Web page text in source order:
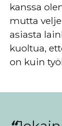
kanssa
mutta
asiasta
kuoltua,
on kuin